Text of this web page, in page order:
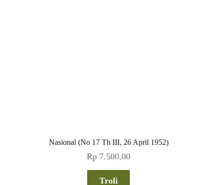
Nasional (No 17 Th III, 26 April 1952)
Rp 7.500,00
Troli